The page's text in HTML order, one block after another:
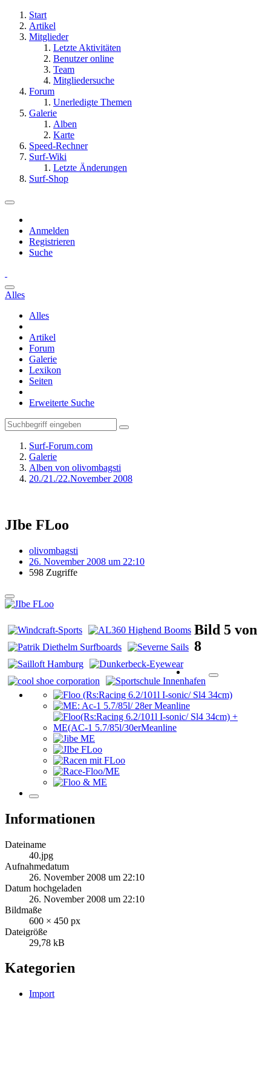
Start
Artikel
Mitglieder
Letzte Aktivitäten
Benutzer online
Team
Mitgliedersuche
Forum
Unerledigte Themen
Galerie
Alben
Karte
Speed-Rechner
Surf-Wiki
Letzte Änderungen
Surf-Shop
Anmelden
Registrieren
Suche
Alles
Alles
Artikel
Forum
Galerie
Lexikon
Seiten
Erweiterte Suche
Surf-Forum.com
Galerie
Alben von olivombagsti
20./21./22.November 2008
JIbe FLoo
olivombagsti
26. November 2008 um 22:10
598 Zugriffe
Bild 5 von
8
Informationen
Dateiname
40.jpg
Aufnahmedatum
26. November 2008 um 22:10
Datum hochgeladen
26. November 2008 um 22:10
Bildmaße
600 × 450 px
Dateigröße
29,78 kB
Kategorien
Import